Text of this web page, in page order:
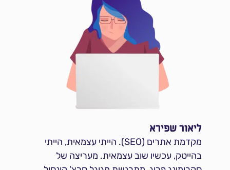
ליאור שפירא
מקדמת אתרים (SEO). הייתי עצמאית, הייתי
בהייטק, עכשיו שוב עצמאית. מעריצה של